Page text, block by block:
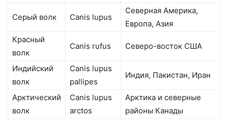
Серый волк Canis lupus
Северная Америка,
Европа, Азия
Красный
волк
Canis rufus Северо-восток США
Индийский
волк
Canis lupus
pallipes
Индия, Пакистан, Иран
Арктический
волк
Canis lupus
arctos
Арктика и северные
районы Канады